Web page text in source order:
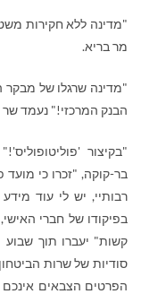
"מדינה ללא חקירות
מר בריא.
"מדינה שרגלו של מבקר
הבנק המרכזי!" נעמד שר
"בקיצור
בר-קוקה, "זכרו כי
רבותיי, יש לי עוד מידע
בפיקודו של חברי
קשות" יעברו תוך שבוע
סודיות של שרות
הפרטים הצבאים אינכם